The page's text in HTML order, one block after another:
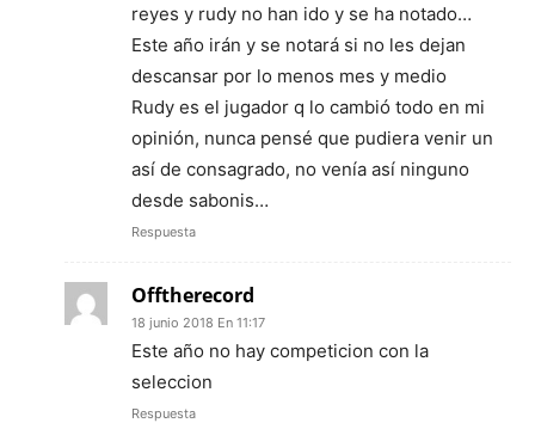
reyes y rudy no han ido y se ha notado…
Este año irán y se notará si no les dejan
descansar por lo menos mes y medio
Rudy es el jugador q lo cambió todo en mi
opinión, nunca pensé que pudiera venir un
así de consagrado, no venía así ninguno
desde sabonis…
Respuesta
Offtherecord
18 junio 2018 En 11:17
Este año no hay competicion con la
seleccion
Respuesta